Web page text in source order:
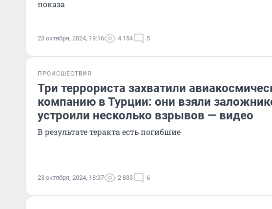
показа
23 октября, 2024, 19:16 4 154 5
ПРОИСШЕСТВИЯ
Три террориста захватили
компанию в Турции: они взяли
устроили несколько взрывов — видео
В результате теракта есть погибшие
23 октября, 2024, 18:37 2 833 6